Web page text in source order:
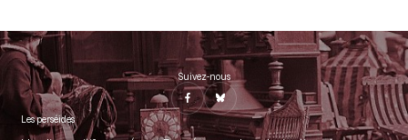
Suivez-nous
Les perséides